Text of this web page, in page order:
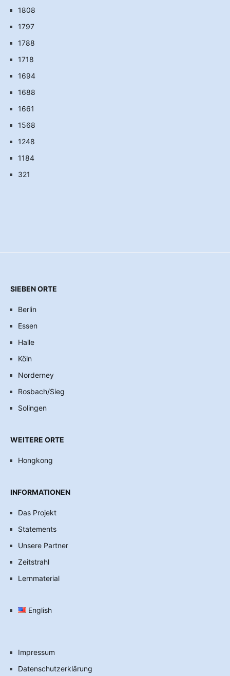
1808
1797
1788
1718
1694
1688
1661
1568
1248
1184
321
SIEBEN ORTE
Berlin
Essen
Halle
Köln
Norderney
Rosbach/Sieg
Solingen
WEITERE ORTE
Hongkong
INFORMATIONEN
Das Projekt
Statements
Unsere Partner
Zeitstrahl
Lernmaterial
English
Impressum
Datenschutzerklärung